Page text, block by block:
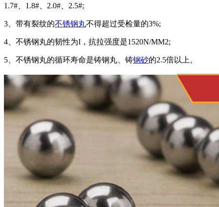
1.7#、1.8#、2.0#、2.5#;
3、带有裂纹的不锈钢丸不得超过受检量的3%;
4、不锈钢丸的韧性为I，抗拉强度是1520N/MM2;
5、不锈钢丸的循环寿命是铸钢丸、铸钢砂的2.5倍以上。